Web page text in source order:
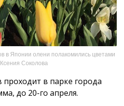
в Японии олени полакомились цветами
Соколова
в парке города
до 20-го апреля.